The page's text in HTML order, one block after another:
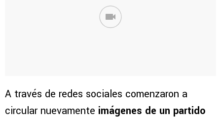
A través de redes sociales comenzaron a
circular nuevamente imágenes de un partido